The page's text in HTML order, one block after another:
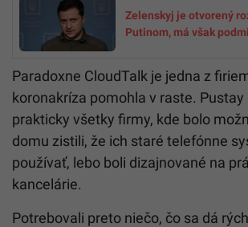
Zelenskyj je otvorený
Putinom, má však
Paradoxne CloudTalk je jedna z
koronakríza pomohla v raste. Pustay
prakticky všetky firmy, kde bolo
domu zistili, že ich staré telefónne
používať, lebo boli dizajnované na
kancelárie.
Potrebovali preto niečo, čo sa dá